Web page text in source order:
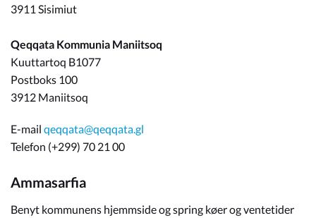
3911 Sisimiut
Qeqqata Kommunia Maniitsoq
Kuuttartoq B1077
Postboks 100
3912 Maniitsoq
E-mail qeqqata@qeqqata.gl
Telefon (+299) 70 21 00
Ammasarfia
Benyt kommunens hjemmside og spring køer og ventetider